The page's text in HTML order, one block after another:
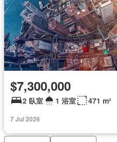
$7,300,000
2 臥室 1 浴室 471 m²
7 Jul 2026